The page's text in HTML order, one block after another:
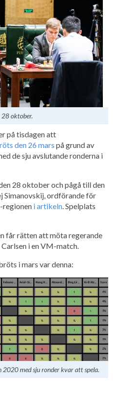
oktober.
på tisdagen att
den 26 mars på grund av
de sju avslutande ronderna i
28 oktober och pågå till den
Simanovskij, ordförande för
regionen i artikeln. Spelplats
får rätten att möta regerande
i en VM-match.
i mars var denna:
med sju ronder kvar att spela.